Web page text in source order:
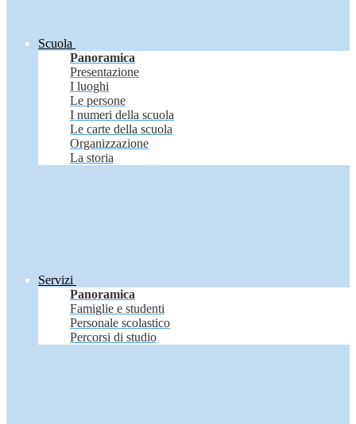
Scuola
Panoramica
Presentazione
I luoghi
Le persone
I numeri della scuola
Le carte della scuola
Organizzazione
La storia
Servizi
Panoramica
Famiglie e studenti
Personale scolastico
Percorsi di studio